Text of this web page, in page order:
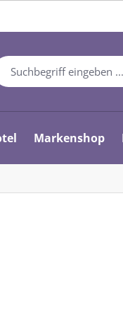
Markenshop